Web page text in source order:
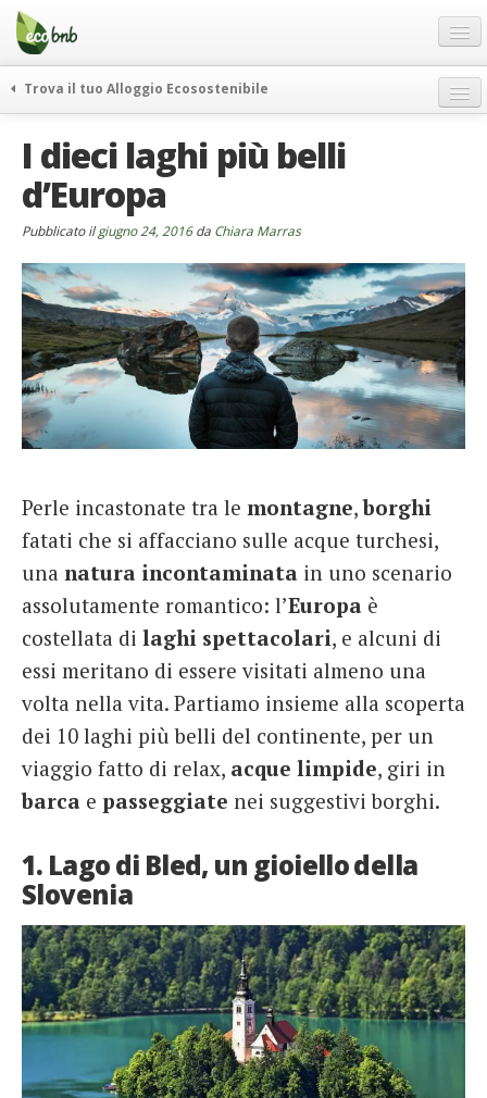
Menu
Salta
contenuto
Offerte Speciali
Regali
FAQ
Chi Siamo
Partner
Contatti
Italiano
German
English
French
Trova il tuo Alloggio Ecosostenibile
itinerari
curiosità
vivere e viaggiare verde
ecohotel
rassegna stampa
I dieci laghi più belli
d’Europa
Pubblicato ilgiugno 24, 2016da Chiara Marras
Perle incastonate tra le montagne,borghi
fatati che si affacciano sulle acque turchesi,
una natura incontaminata in uno scenario
assolutamente romantico: l’Europa è
costellata di laghi spettacolari, e alcuni di
essi meritano di essere visitati almeno una
volta nella vita. Partiamo insieme alla scoperta
dei 10 laghi più belli del continente, per un
viaggio fatto di relax, acque limpide, giri in
barca e passeggiate nei suggestivi borghi.
1. Lago di Bled, un gioiello della
Slovenia